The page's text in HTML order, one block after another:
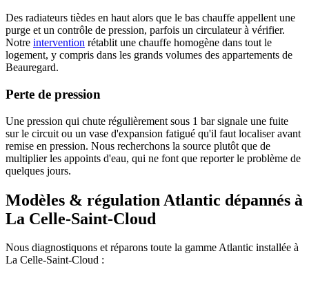
Des radiateurs tièdes en haut alors que le bas chauffe appellent une
purge et un contrôle de pression, parfois un circulateur à vérifier.
Notre intervention rétablit une chauffe homogène dans tout le
logement, y compris dans les grands volumes des appartements de
Beauregard.
Perte de pression
Une pression qui chute régulièrement sous 1 bar signale une fuite
sur le circuit ou un vase d'expansion fatigué qu'il faut localiser avant
remise en pression. Nous recherchons la source plutôt que de
multiplier les appoints d'eau, qui ne font que reporter le problème de
quelques jours.
Modèles & régulation Atlantic dépannés à
La Celle-Saint-Cloud
Nous diagnostiquons et réparons toute la gamme Atlantic installée à
La Celle-Saint-Cloud :